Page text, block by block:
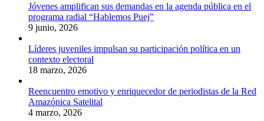
Jóvenes amplifican sus demandas en la agenda pública en el
programa radial “Hablemos Puej”
9 junio, 2026
Líderes juveniles impulsan su participación política en un
contexto electoral
18 marzo, 2026
Reencuentro emotivo y enriquecedor de periodistas de la Red
Amazónica Satelital
4 marzo, 2026